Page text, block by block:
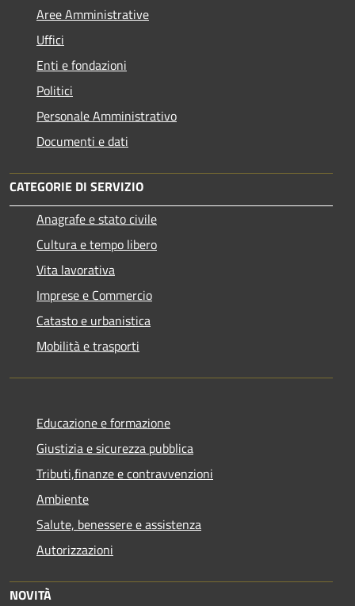
Aree Amministrative
Uffici
Enti e fondazioni
Politici
Personale Amministrativo
Documenti e dati
CATEGORIE DI SERVIZIO
Anagrafe e stato civile
Cultura e tempo libero
Vita lavorativa
Imprese e Commercio
Catasto e urbanistica
Mobilità e trasporti
Educazione e formazione
Giustizia e sicurezza pubblica
Tributi,finanze e contravvenzioni
Ambiente
Salute, benessere e assistenza
Autorizzazioni
NOVITÀ